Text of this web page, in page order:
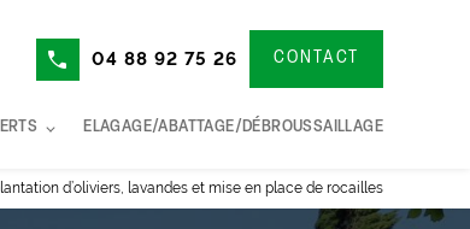
04 88 92 75 26 CONTACT
ELAGAGE/ABATTAGE/DÉBROUSSAILLAGE
d’oliviers, lavandes et mise en place de rocailles